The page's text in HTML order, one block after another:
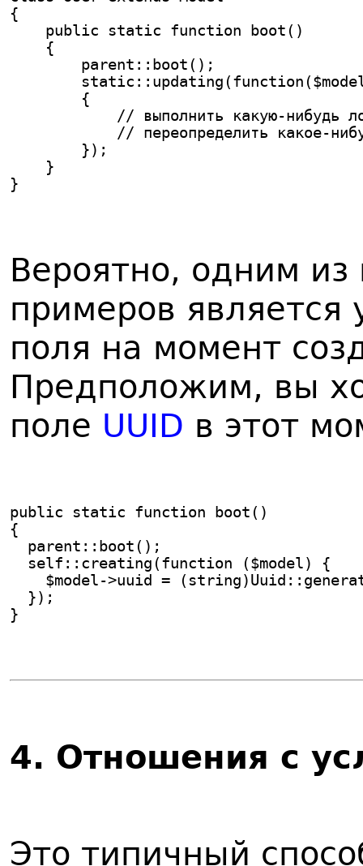
{
    public static function boot()
    {
        parent::boot();
        {
// выполнить какую-нибудь
// переопределить какое-
        });
    }
}
Вероятно, одним
примеров является
поля на момент
Предположим, вы
поле UUID в этот
public static function boot()
{
  parent::boot();
  self::creating(function ($model) {
$model->uuid =
  });
}
4. Отношения с
Это типичный